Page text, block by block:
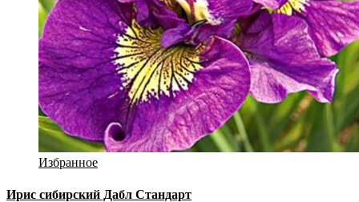
Избранное
Ирис сибирский Дабл Стандарт